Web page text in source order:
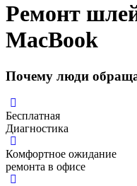
Ремонт
MacBook
Почему люди
Бесплатная
Диагностика
Комфортное ожидание
ремонта в офисе